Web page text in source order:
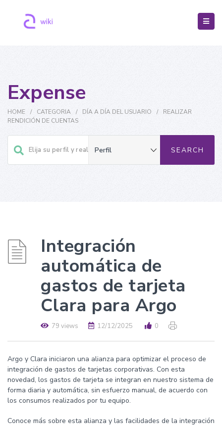
Expense
HOME / CATEGORIA / DÍA A DÍA DEL USUARIO /
REALIZAR
RENDICIÓN DE CUENTAS
Integración
automática de
gastos de tarjeta
Clara para Argo
79 views 12/12/2025 0
Argo y Clara iniciaron una alianza para optimizar el proceso de
integración de gastos de tarjetas corporativas. Con esta
novedad, los gastos de tarjeta se integran en nuestro sistema de
forma diaria y automática, sin esfuerzo manual, de acuerdo con
los consumos realizados por tu equipo.
Conoce más sobre esta alianza y las facilidades de la integración